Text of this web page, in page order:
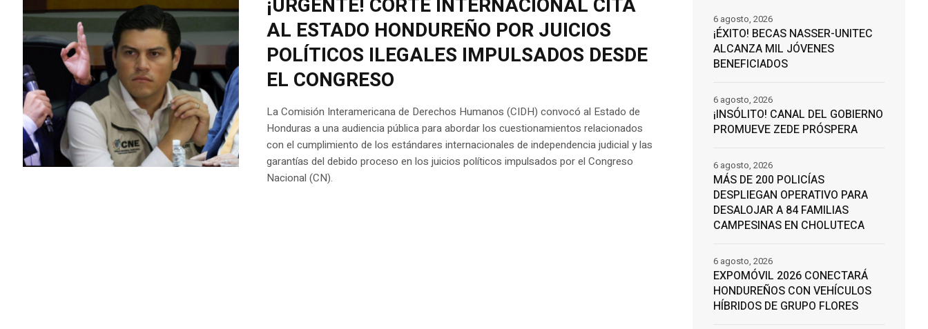
AL ESTADO HONDUREÑO POR JUICIOS
POLÍTICOS ILEGALES IMPULSADOS DESDE
EL CONGRESO
La Comisión Interamericana de Derechos Humanos (CIDH) convocó al Estado de
Honduras a una audiencia pública para abordar los cuestionamientos relacionados
con el cumplimiento de los estándares internacionales de independencia judicial y las
garantías del debido proceso en los juicios políticos impulsados por el Congreso
Nacional (CN).
¡ÉXITO! BECAS NASSER-UNITEC
ALCANZA MIL JÓVENES
BENEFICIADOS
6 agosto, 2026
¡INSÓLITO! CANAL DEL GOBIERNO
PROMUEVE ZEDE PRÓSPERA
6 agosto, 2026
MÁS DE 200 POLICÍAS
DESPLIEGAN OPERATIVO PARA
DESALOJAR A 84 FAMILIAS
CAMPESINAS EN CHOLUTECA
6 agosto, 2026
EXPOMÓVIL 2026 CONECTARÁ
HONDUREÑOS CON VEHÍCULOS
HÍBRIDOS DE GRUPO FLORES
6 agosto, 2026